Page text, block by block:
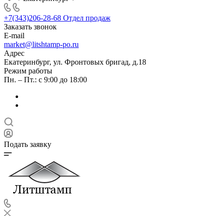
+7(343)206-28-68 Отдел продаж
Заказать звонок
E-mail
market@litshtamp-po.ru
Адрес
Екатеринбург, ул. Фронтовых бригад, д.18
Режим работы
Пн. – Пт.: с 9:00 до 18:00
Подать заявку